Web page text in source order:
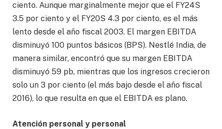
ciento. Aunque marginalmente mejor que el FY24S
3.5 por ciento y el FY20S 4.3 por ciento, es el más
lento desde el año fiscal 2003. El margen EBITDA
disminuyó 100 puntos básicos (BPS). Nestlé India, de
manera similar, encontró que su margen EBITDA
disminuyó 59 pb, mientras que los ingresos crecieron
solo un 3 por ciento (el más bajo desde el año fiscal
2016), lo que resulta en que el EBITDA es plano.
Atención personal y personal